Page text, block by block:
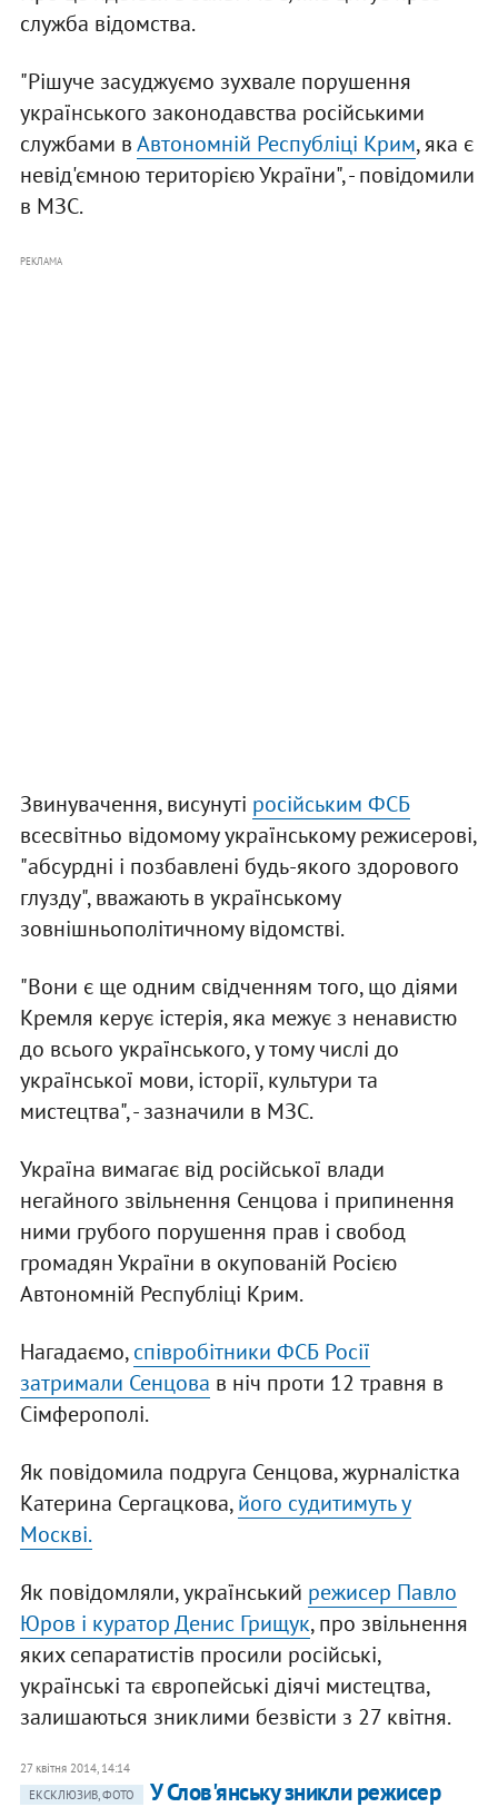
служба відомства.
"Рішуче засуджуємо зухвале порушення
українського законодавства російськими
службами вАвтономній Республіці Крим, яка є
невід'ємною територією України", - повідомили
в МЗС.
РЕКЛАМА
Звинувачення, висунуті російським ФСБ
всесвітньо відомому українському режисерові,
"абсурдні і позбавлені будь-якого здорового
глузду", вважають в українському
зовнішньополітичному відомстві.
"Вони є ще одним свідченням того, що діями
Кремля керує істерія, яка межує з ненавистю
до всього українського, у тому числі до
української мови, історії, культури та
мистецтва", - зазначили в МЗС.
Україна вимагає від російської влади
негайного звільнення Сенцова і припинення
ними грубого порушення прав і свобод
громадян України в окупованій Росією
Автономній Республіці Крим.
Нагадаємо,співробітники ФСБ Росії
затримали Сенцова в ніч проти 12 травня в
Сімферополі.
Як повідомила подруга Сенцова, журналістка
Катерина Сергацкова,його судитимуть у
Москві.
Як повідомляли, український режисер Павло
Юров і куратор Денис Грищук, про звільнення
яких сепаратистів просили російські,
українські та європейські діячі мистецтва,
залишаються зниклими безвісти з 27 квітня.
27 квітня 2014, 14:14
ЕКСКЛЮЗИВ, ФОТО
У Слов'янську зникли режисер